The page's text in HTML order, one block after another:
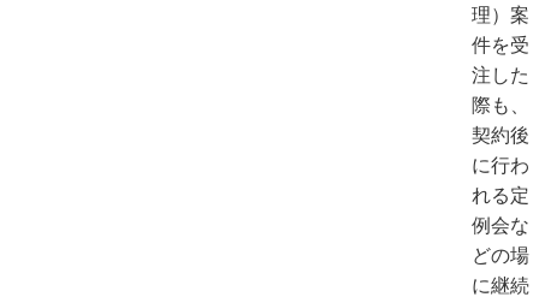
理）案
件を受
注した
際も、
契約後
に行わ
れる定
例会な
どの場
に継続